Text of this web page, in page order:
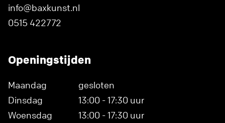
info@baxkunst.nl
0515 422772
Openingstijden
Maandag
gesloten
Dinsdag
13:00 - 17:30 uur
Woensdag
13:00 - 17:30 uur